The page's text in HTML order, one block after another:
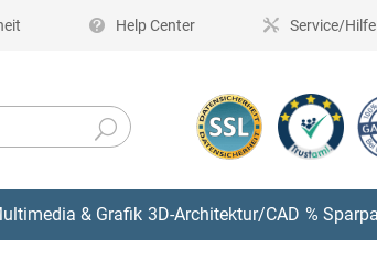
Help Center Service/Hilfe
& Grafik 3D-Architektur/CAD %